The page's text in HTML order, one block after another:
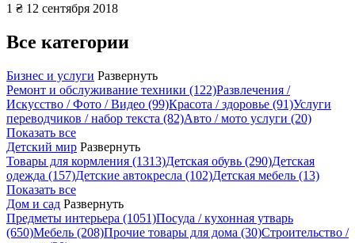
1 ₴ 12 сентября 2018
Все категории
Бизнес и услуги Развернуть
Ремонт и обслуживание техники (122)Развлечения /
Искусство / Фото / Видео (99)Красота / здоровье (91)Услуги
переводчиков / набор текста (82)Авто / мото услуги (20)
Показать все
Детский мир Развернуть
Товары для кормления (1313)Детская обувь (290)Детская
одежда (157)Детские автокресла (102)Детская мебель (13)
Показать все
Дом и сад Развернуть
Предметы интерьера (1051)Посуда / кухонная утварь
(650)Мебель (208)Прочие товары для дома (30)Строительство /